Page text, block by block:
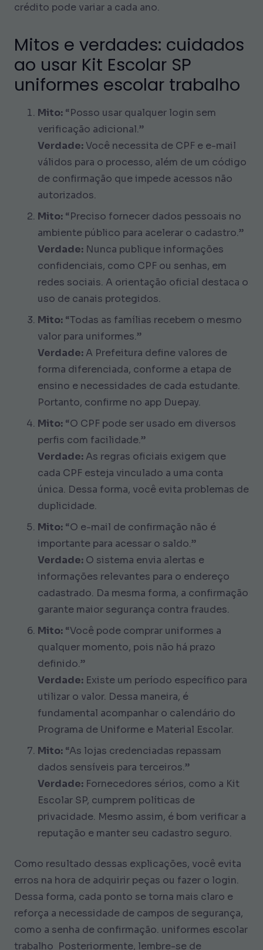
crédito pode variar a cada ano.
Mitos e verdades: cuidados
ao usar Kit Escolar SP
uniformes escolar trabalho
Mito: “Posso usar qualquer login sem
verificação adicional.”
Verdade:Você necessita de CPF e e-mail
válidos para o processo, além de um código
de confirmação que impede acessos não
autorizados.
Mito: “Preciso fornecer dados pessoais no
ambiente público para acelerar o cadastro.”
Verdade: Nunca publique informações
confidenciais, como CPF ou senhas, em
redes sociais. A orientação oficial destaca o
uso de canais protegidos.
Mito: “Todas as famílias recebem o mesmo
valor para uniformes.”
Verdade: A Prefeitura define valores de
forma diferenciada, conforme a etapa de
ensino e necessidades de cada estudante.
Portanto, confirme no app Duepay.
Mito: “O CPF pode ser usado em diversos
perfis com facilidade.”
Verdade: As regras oficiais exigem que
cada CPF esteja vinculado a uma conta
única. Dessa forma, você evita problemas de
duplicidade.
Mito: “O e-mail de confirmação não é
importante para acessar o saldo.”
Verdade: O sistema envia alertas e
informações relevantes para o endereço
cadastrado. Da mesma forma, a confirmação
garante maior segurança contra fraudes.
Mito: “Você pode comprar uniformes a
qualquer momento, pois não há prazo
definido.”
Verdade: Existe um período específico para
utilizar o valor. Dessa maneira, é
fundamental acompanhar o calendário do
Programa de Uniforme e Material Escolar.
Mito: “As lojas credenciadas repassam
dados sensíveis para terceiros.”
Verdade: Fornecedores sérios, como a Kit
Escolar SP, cumprem políticas de
privacidade. Mesmo assim, é bom verificar a
reputação e manter seu cadastro seguro.
Como resultado dessas explicações, você evita
erros na hora de adquirir peças ou fazer o login.
Dessa forma, cada ponto se torna mais claro e
reforça a necessidade de campos de segurança,
como a senha de confirmação. uniformes escolar
trabalho Posteriormente, lembre-se de